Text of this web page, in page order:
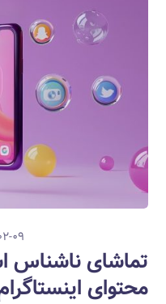
تماشای ناشناس
محتوای اینستاگرام